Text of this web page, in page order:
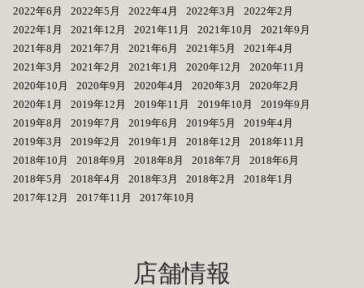
2022年6月
2022年5月 2022年4月 2022年3月
2022年2月
2022年1月
2021年12月 2021年11月 2021年10月
2021年9月
2021年8月
2021年7月 2021年6月 2021年5月
2021年4月
2021年3月
2021年2月 2021年1月 2020年12月
2020年11月
2020年10月
2020年9月 2020年4月 2020年3月
2020年2月
2020年1月
2019年12月 2019年11月 2019年10月
2019年9月
2019年8月
2019年7月 2019年6月 2019年5月
2019年4月
2019年3月
2019年2月 2019年1月 2018年12月
2018年11月
2018年10月
2018年9月 2018年8月 2018年7月
2018年6月
2018年5月
2018年4月 2018年3月 2018年2月
2018年1月
2017年12月
2017年11月 2017年10月
店舗情報